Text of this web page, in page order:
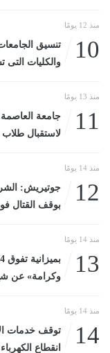
منذ 12 يومًا
10
والكليات التى
منذ 13 يومًا
11
جامعة العاصمة
لاستقبال طلاب
منذ 14 يومًا
12
جوتيريش:
بوقف القتال
منذ 14 يومًا
13
وكرامة» عن شهر...
منذ 14 يومًا
14
توقف خدمات
انقطاع الكهرباء